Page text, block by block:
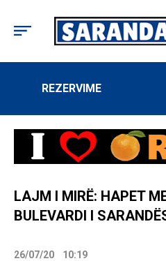
REZERVIME
LAJM I MIRË: HAPET
BULEVARDI I
26/07/20 10:19